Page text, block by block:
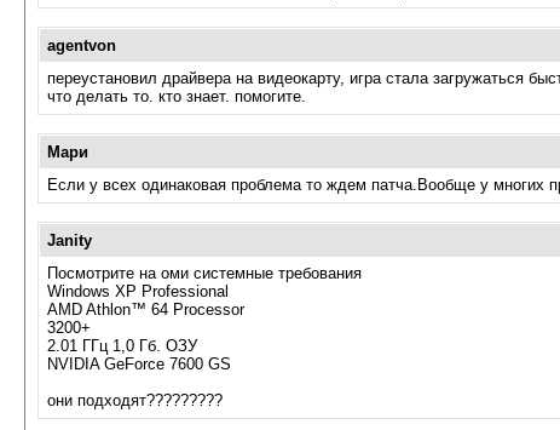
agentvon
переустановил драйвера на видеокарту, игра стала загружаться
что делать то. кто знает. помогите.
Мари
Если у всех одинаковая проблема то ждем патча.Вообще у многих
Janity
Посмотрите на оми системные требования
Windows XP Professional
AMD Athlon™ 64 Processor
3200+
2.01 ГГц 1,0 Гб. ОЗУ
NVIDIA GeForce 7600 GS
они подходят?????????